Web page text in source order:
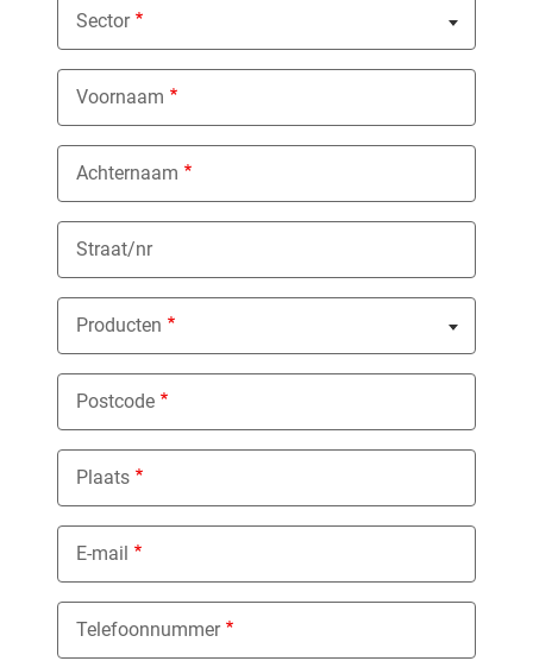
Sector
Nothing selected
Voornaam
Achternaam
Straat/nr
Producten
Nothing selected
Postcode
Plaats
E-mail
Telefoonnummer